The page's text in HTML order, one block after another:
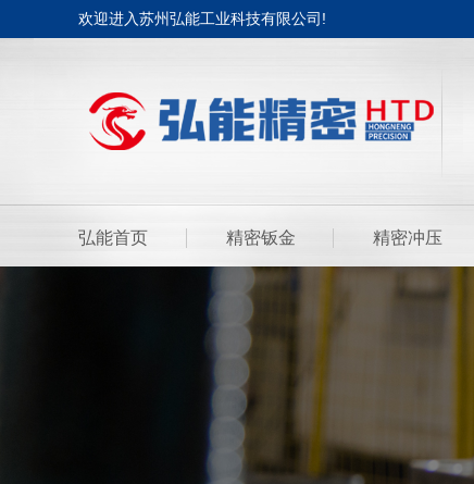
欢迎进入苏州弘能工业科技有限公司!
弘能首页 精密钣金 精密冲压